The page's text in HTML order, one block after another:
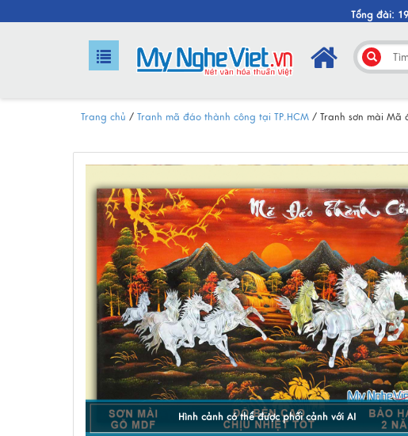
Tổng đài:
Trang chủ / Tranh mã đáo thành công tại TP.HCM / Tranh sơn mài Mã
Hình cảnh có thể được phối cảnh với AI